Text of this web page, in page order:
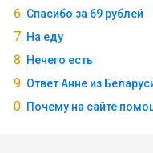
Спасибо за 69 рублей
На еду
Нечего есть
Ответ Анне из
Почему на сайте